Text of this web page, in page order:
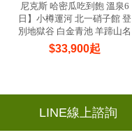
尼克斯 哈密瓜吃到飽 溫泉6
日】小樽運河 北一硝子館 登
別地獄谷 白金青池 羊蹄山名
水公園
$33,900起
LINE線上諮詢